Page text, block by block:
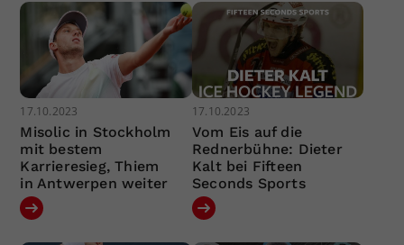
17.10.2023
Misolic in Stockholm
mit bestem
Karrieresieg, Thiem
in Antwerpen weiter
17.10.2023
Vom Eis auf die
Rednerbühne: Dieter
Kalt bei Fifteen
Seconds Sports